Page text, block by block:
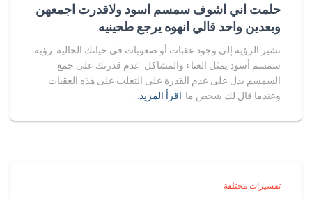
حلمت اني اشوف سمسم اسود ولاقدرت اجمعهن
وبعدين واحد قالي انهوه يرجع طحينيه
تشير الرؤية إلى وجود عقبات أو صعوبات في حياتك الحالية. رؤية
سمسم أسود يمثل العناء والمشاكل. عدم قدرتك على جمع
السمسم يدل على عدم القدرة على التغلب على هذه العقبات.
وعندما قال لك شخص ما اقرأ المزيد…
تفسيرات مختلفة